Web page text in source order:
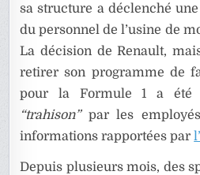
sa structure a déclenché
du personnel de l’usine de
La décision de Renault,
retirer son programme de
pour la Formule 1 a été
“trahison”par les
informations rapportées par
Depuis plusieurs mois, des